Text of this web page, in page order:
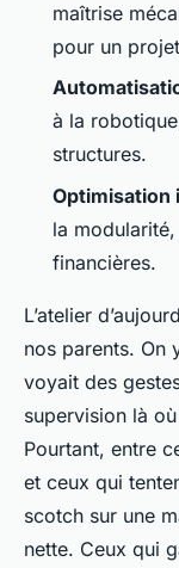
maîtrise
pour un
à la
structures.
Optimisation
la
financières.
L’atelier
nos parents. On
voyait des
supervision là
Pourtant, entre
et ceux qui
scotch sur une
nette. Ceux qui